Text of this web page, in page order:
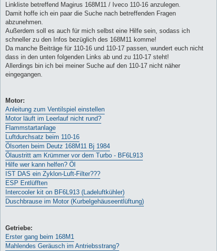
Linkliste betreffend Magirus 168M11 / Iveco 110-16 anzulegen.
Damit hoffe ich ein paar die Suche nach betreffenden Fragen
abzunehmen.
Außerdem soll es auch für mich selbst eine Hilfe sein, sodass ich
schneller zu den Infos bezüglich des 168M11 komme!
Da manche Beiträge für 110-16 und 110-17 passen, wundert euch nicht
dass in den unten folgenden Links ab und zu 110-17 steht!
Allerdings bin ich bei meiner Suche auf den 110-17 nicht näher
eingegangen.
Motor:
Anleitung zum Ventilspiel einstellen
Motor läuft im Leerlauf nicht rund?
Flammstartanlage
Luftdurchsatz beim 110-16
Ölsorten beim Deutz 168M11 Bj 1984
Ölaustritt am Krümmer vor dem Turbo - BF6L913
Hilfe wer kann helfen? Öl
IST DAS ein Zyklon-Luft-Filter???
ESP Entlüfften
Intercooler kit on BF6L913 (Ladeluftkühler)
Duschbrause im Motor (Kurbelgehäuseentlüftung)
Getriebe:
Erster gang beim 168M1
Mahlendes Geräusch im Antriebsstrang?